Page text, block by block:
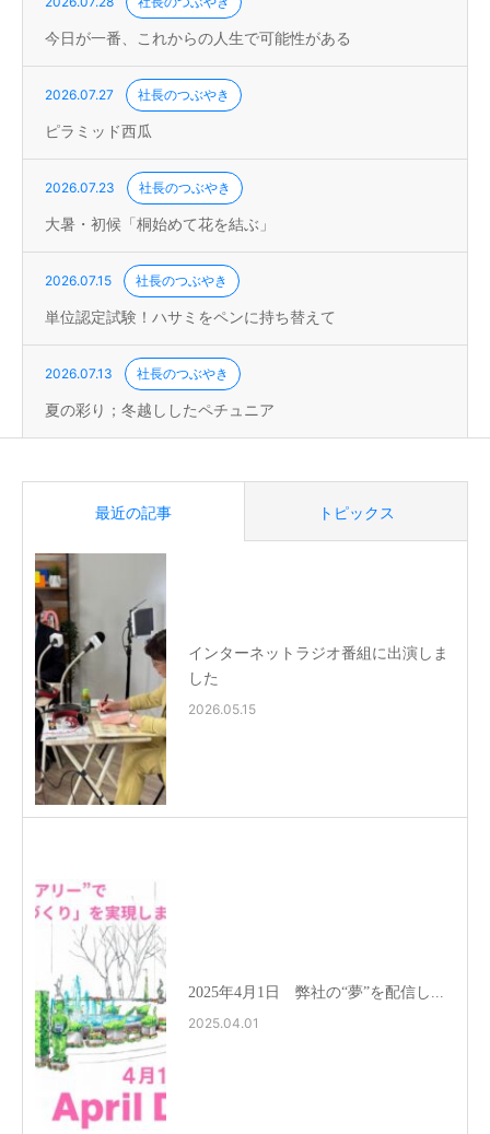
今日が一番、これからの人生で可能性がある
2026.07.27 社長のつぶやき
ピラミッド西瓜
2026.07.23 社長のつぶやき
大暑・初候「桐始めて花を結ぶ」
2026.07.15 社長のつぶやき
単位認定試験！ハサミをペンに持ち替えて
2026.07.13 社長のつぶやき
夏の彩り；冬越ししたペチュニア
最近の記事 トピックス
インターネットラジオ番組に出演しま
した
2026.05.15
2025年4月1日 弊社の“夢”を配信し...
2025.04.01